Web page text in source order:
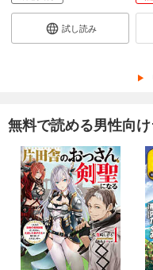
試し読み
無料で読める男性向